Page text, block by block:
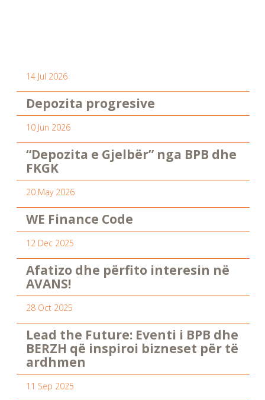
14 Jul 2026
Depozita progresive
10 Jun 2026
“Depozita e Gjelbër” nga BPB dhe
FKGK
20 May 2026
WE Finance Code
12 Dec 2025
Afatizo dhe përfito interesin në
AVANS!
28 Oct 2025
Lead the Future: Eventi i BPB dhe
BERZH që inspiroi bizneset për të
ardhmen
11 Sep 2025